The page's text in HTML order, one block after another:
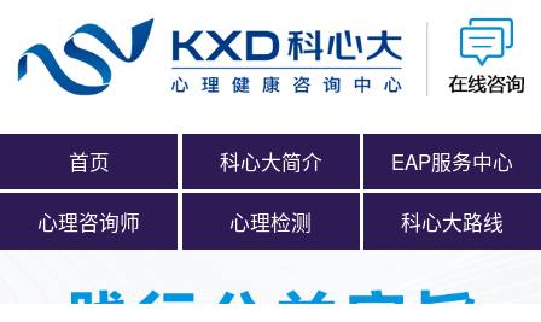
首页 科心大简介 EAP服务中心
心理咨询师 心理检测 科心大路线